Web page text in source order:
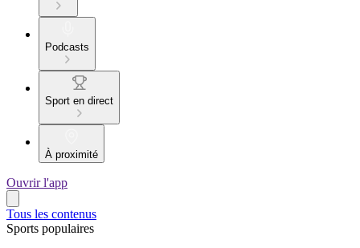
Podcasts
Sport en direct
À proximité
Ouvrir l'app
Tous les contenus
Sports populaires